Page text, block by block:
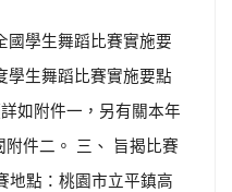
國學生舞蹈比賽實施要
學生舞蹈比賽實施要點
如附件一，另有關本年
件二。 三、 旨揭比賽
地點：桃園市立平鎮高